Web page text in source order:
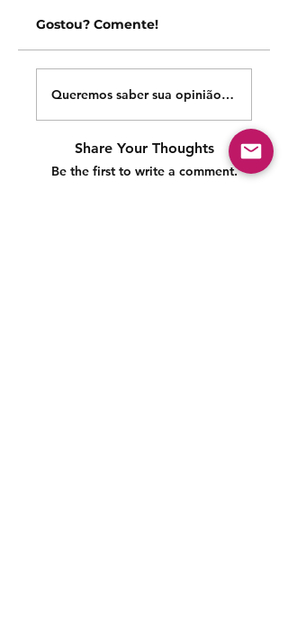
Gostou? Comente!
Queremos saber sua opinião sobre
Share Your Thoughts
Be the first to write a comment.